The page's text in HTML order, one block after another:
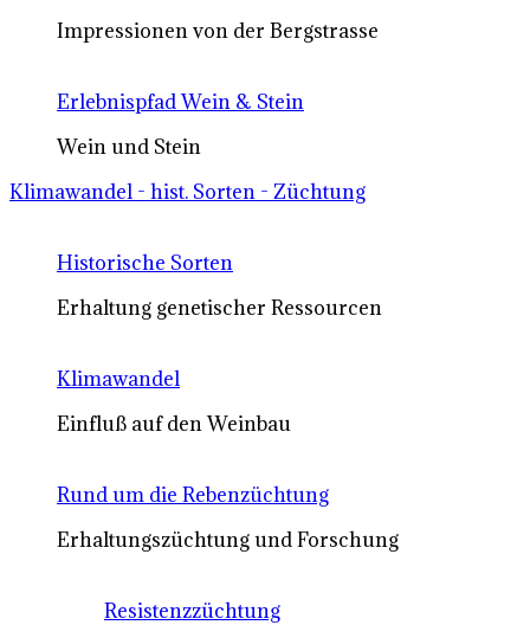
Impressionen von der Bergstrasse
Erlebnispfad Wein & Stein
Wein und Stein
Klimawandel - hist. Sorten - Züchtung
Historische Sorten
Erhaltung genetischer Ressourcen
Klimawandel
Einfluß auf den Weinbau
Rund um die Rebenzüchtung
Erhaltungszüchtung und Forschung
Resistenzzüchtung